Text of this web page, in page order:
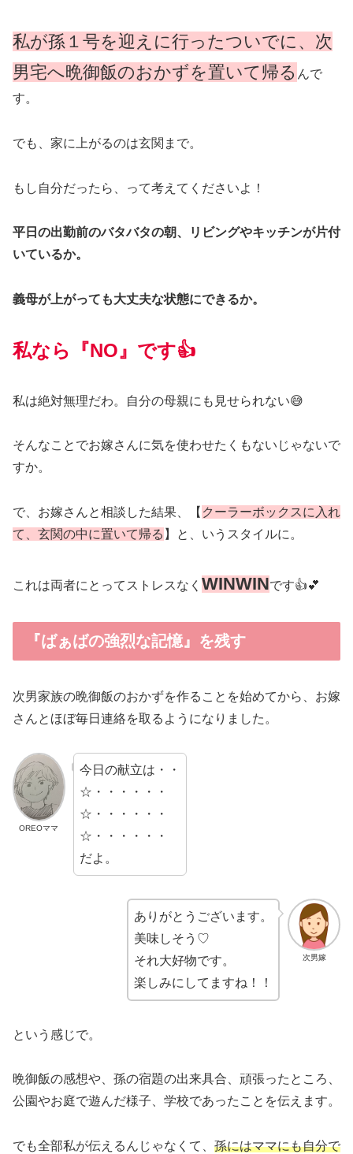
私が孫１号を迎えに行ったついでに、次
男宅へ晩御飯のおかずを置いて帰る んで
す。
でも、家に上がるのは玄関まで。
もし自分だったら、って考えてくださいよ！
平日の出勤前のバタバタの朝、リビングやキッチンが片付
いているか。
義母が上がっても大丈夫な状態にできるか。
私なら『NO』です👍
私は絶対無理だわ。自分の母親にも見せられない😅
そんなことでお嫁さんに気を使わせたくもないじゃないで
すか。
で、お嫁さんと相談した結果、【 クーラーボックスに入れ
て、玄関の中に置いて帰る 】と、いうスタイルに。
これは両者にとってストレスなく WINWINです👍💕
『ばぁばの強烈な記憶』を残す
次男家族の晩御飯のおかずを作ることを始めてから、お嫁
さんとほぼ毎日連絡を取るようになりました。
OREOママ
今日の献立は・・
☆・・・・・・
☆・・・・・・
☆・・・・・・
だよ。
次男嫁
ありがとうございます。
美味しそう♡
それ大好物です。
楽しみにしてますね！！
という感じで。
晩御飯の感想や、孫の宿題の出来具合、頑張ったところ、
公園やお庭で遊んだ様子、学校であったことを伝えます。
でも全部私が伝えるんじゃなくて、 孫にはママにも自分で